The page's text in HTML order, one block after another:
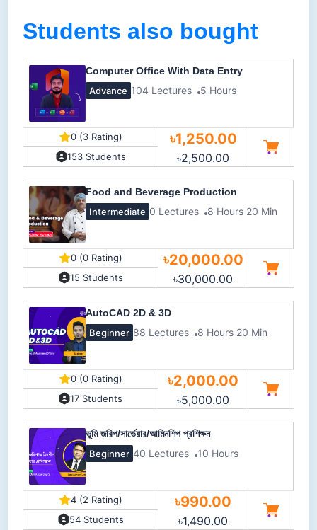
Students also bought
Computer Office With Data Entry
Advance 104 Lectures 5 Hours
0 (3 Rating)
153 Students
৳1,250.00
৳2,500.00
Food and Beverage Production
Intermediate 0 Lectures 8 Hours 20 Min
0 (0 Rating)
15 Students
৳20,000.00
৳30,000.00
AutoCAD 2D & 3D
Beginner 88 Lectures 8 Hours 20 Min
0 (0 Rating)
17 Students
৳2,000.00
৳5,000.00
ভূমি জরিপ/সার্ভেয়ার/আমিনশিপ প্রশিক্ষন
Beginner 40 Lectures 10 Hours
4 (2 Rating)
54 Students
৳990.00
৳1,490.00